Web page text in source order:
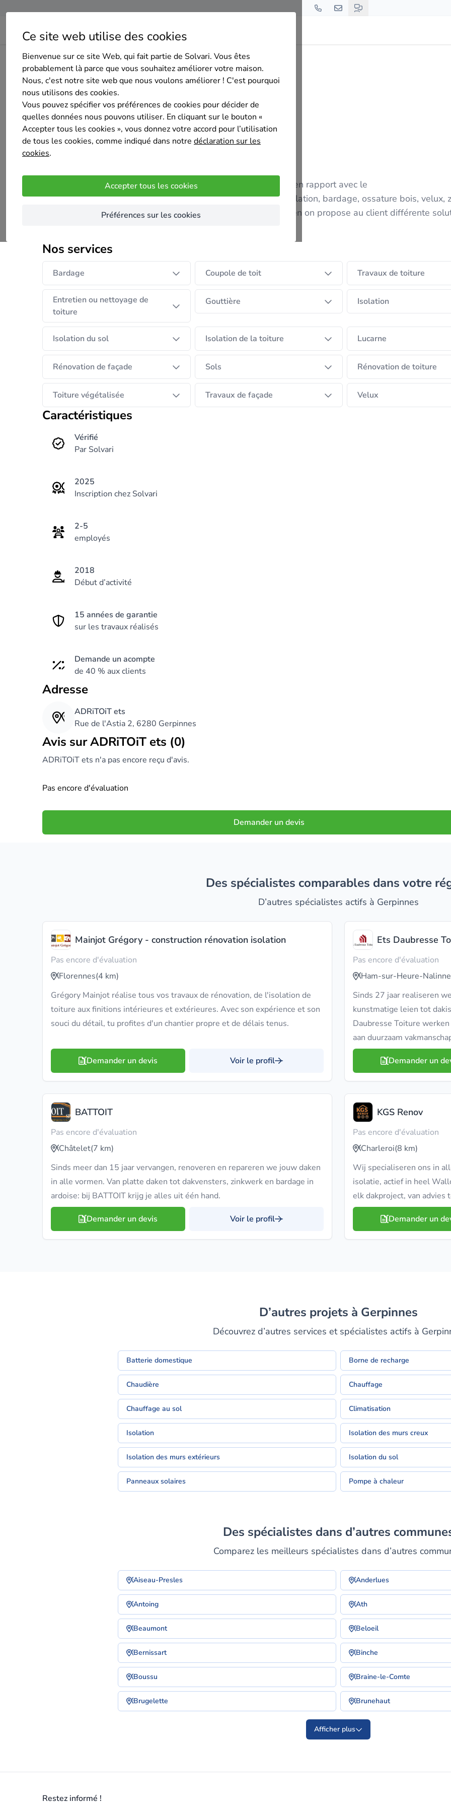
Ce site web utilise des cookies
Bienvenue sur ce site Web, qui fait partie de Solvari. Vous êtes
probablement là parce que vous souhaitez améliorer votre maison.
Nous, c'est notre site web que nous voulons améliorer ! C'est pourquoi
nous utilisons des cookies.
Vous pouvez spécifier vos préférences de cookies pour décider de
quelles données nous pouvons utiliser. En cliquant sur le bouton «
Accepter tous les cookies », vous donnez votre accord pour l’utilisation
de tous les cookies, comme indiqué dans notre déclaration sur les
cookies.
Accepter tous les cookies
Préférences sur les cookies
Home Isolation de la toiture Hainaut Gerpinnes ADRiTOiT ets
ADRiTOiT ets
Pas encore d'évaluation
Entreprise général de toiture. On réalise tout type de travaux en rapport avec le
Toit. On place tous type de couverture, charpente, toit plat, isolation, bardage, ossature bois, velux,
petite maçonnerie. Entreprise à l’écoute du client on impose rien on propose au client différente
partie de la Wallonie et du brabant wallon. Devis gratuit patron sur chantier
Nos services
Bardage Coupole de toit Travaux de toiture
Entretien ou nettoyage de
toiture
Gouttière Isolation
Isolation du sol Isolation de la toiture Lucarne
Rénovation de façade Sols Rénovation de toiture
Toiture végétalisée Travaux de façade Velux
Caractéristiques
Vérifié
Par Solvari
2025
Inscription chez Solvari
2-5
employés
2018
Début d’activité
15 années de garantie
sur les travaux réalisés
Demande un acompte
de 40 % aux clients
Adresse
ADRiTOiT ets
Rue de l'Astia 2, 6280 Gerpinnes
Avis sur ADRiTOiT ets (0)
ADRiTOiT ets n'a pas encore reçu d'avis.
Pas encore d'évaluation
Demander un devis
Des spécialistes comparables dans votre
D’autres spécialistes actifs à Gerpinnes
Mainjot Grégory - construction rénovation isolation
Pas encore d'évaluation
Florennes(4 km)
Grégory Mainjot réalise tous vos travaux de rénovation, de l'isolation de
toiture aux finitions intérieures et extérieures. Avec son expérience et son
souci du détail, tu profites d'un chantier propre et de délais tenus.
Demander un devis Voir le profil
Ets Daubresse
Pas encore d'évaluation
Ham-sur-Heure-
Sinds 27 jaar realiseren
kunstmatige leien tot
Daubresse Toiture
aan duurzaam
Demander un
BATTOIT
Pas encore d'évaluation
Châtelet(7 km)
Sinds meer dan 15 jaar vervangen, renoveren en repareren we jouw daken
in alle vormen. Van platte daken tot dakvensters, zinkwerk en bardage in
ardoise: bij BATTOIT krijg je alles uit één hand.
Demander un devis Voir le profil
KGS Renov
Pas encore d'évaluation
Charleroi(8 km)
Wij specialiseren ons in
isolatie, actief in heel
elk dakproject, van advies
Demander un
D’autres projets à Gerpinnes
Découvrez d’autres services et spécialistes actifs à
Batterie domestique Borne de recharge
Chaudière Chauffage
Chauffage au sol Climatisation
Isolation Isolation des murs creux
Isolation des murs extérieurs Isolation du sol
Panneaux solaires Pompe à chaleur
Des spécialistes dans d’autres
Comparez les meilleurs spécialistes dans d’autres
Aiseau-Presles Anderlues
Antoing Ath
Beaumont Beloeil
Bernissart Binche
Boussu Braine-le-Comte
Brugelette Brunehaut
Afficher plus
Restez informé !